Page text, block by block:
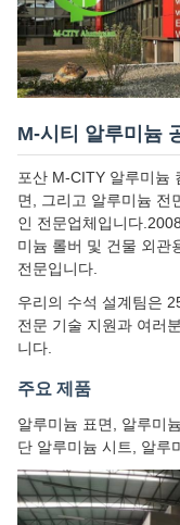
M-시티 알루미늄
포산 M-CITY 알루미늄
면, 그리고 알루미늄 전
인 전문업체입니다
미늄 롤버 및 건물 외관
전문입니다.
우리의 수석 설계팀은
전문 기술 지원과 여러
니다.
주요 제품
알루미늄 표면, 알루미
단 알루미늄 시트, 알루